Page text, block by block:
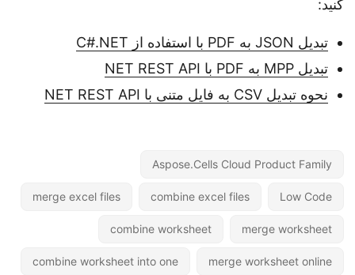
کنید:
تبدیل JSON به PDF با استفاده از C#.NET
تبدیل MPP به PDF با NET REST API
نحوه تبدیل CSV به فایل متنی با NET REST API
Aspose.Cells Cloud Product Family
Low Code
combine excel files
merge excel files
merge worksheet
combine worksheet
merge worksheet online
combine worksheet into one